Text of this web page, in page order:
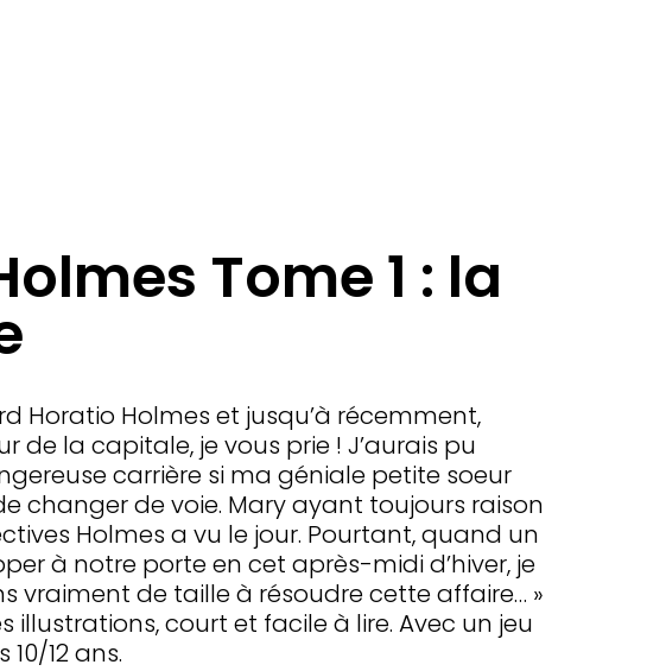
Tome 1 : la
Horatio Holmes et jusqu’à récemment,
de la capitale, je vous prie ! J’aurais pu
carrière si ma géniale petite soeur
changer de voie. Mary ayant toujours raison
Holmes a vu le jour. Pourtant, quand un
à notre porte en cet après-midi d’hiver, je
vraiment de taille à résoudre cette affaire… »
court et facile à lire. Avec un jeu
12 ans.